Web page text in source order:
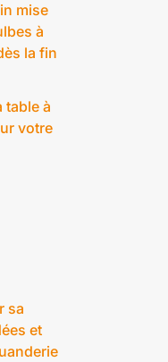
mise
à
la fin
table à
votre
sa
et